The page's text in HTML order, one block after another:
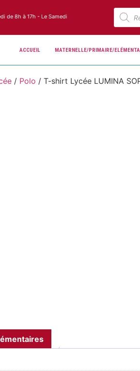
de 8h à 17h - Le Samedi
ACCUEIL MATERNELLE/PRIMAIRE/
/ Polo / T-shirt Lycée LUMINA